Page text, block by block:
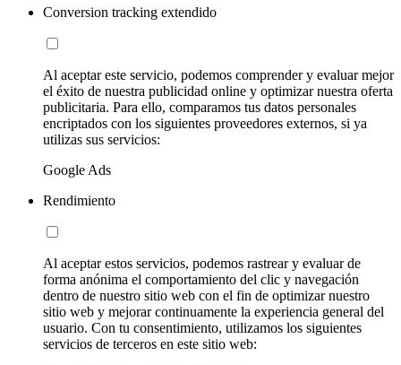
Conversion tracking extendido
Al aceptar este servicio, podemos comprender y evaluar mejor
el éxito de nuestra publicidad online y optimizar nuestra oferta
publicitaria. Para ello, comparamos tus datos personales
encriptados con los siguientes proveedores externos, si ya
utilizas sus servicios:
Google Ads
Rendimiento
Al aceptar estos servicios, podemos rastrear y evaluar de
forma anónima el comportamiento del clic y navegación
dentro de nuestro sitio web con el fin de optimizar nuestro
sitio web y mejorar continuamente la experiencia general del
usuario. Con tu consentimiento, utilizamos los siguientes
servicios de terceros en este sitio web: